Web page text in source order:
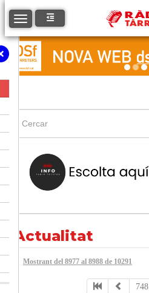
Toggle navigation
Actualitat
Mostrant del 8977 al 8988 de 10291
748